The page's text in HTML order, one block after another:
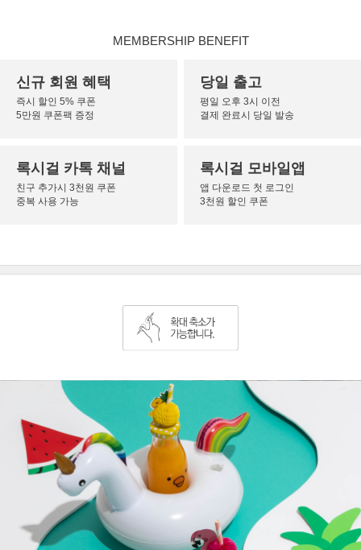
MEMBERSHIP BENEFIT
신규 회원 혜택
즉시 할인 5% 쿠폰
5만원 쿠폰팩 증정
당일 출고
평일 오후 3시 이전
결제 완료시 당일 발송
록시걸 카톡 채널
친구 추가시 3천원 쿠폰
중복 사용 가능
록시걸 모바일앱
앱 다운로드 첫 로그인
3천원 할인 쿠폰